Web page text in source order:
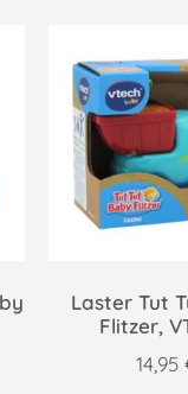
Laster Tut
Flitzer,
14,95